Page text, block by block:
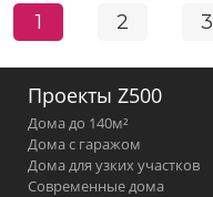
1 2 3
Проекты Z500
Дома до 140м²
Дома с гаражом
Дома для узких участков
Современные дома